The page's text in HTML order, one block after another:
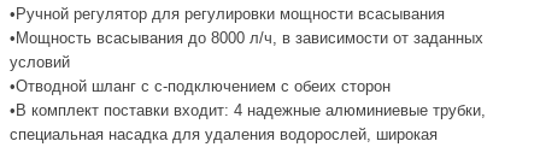
•Ручной регулятор для регулировки мощности всасывания
•Мощность всасывания до 8000 л/ч, в зависимости от заданных
условий
•Отводной шланг с с-подключением с обеих сторон
•В комплект поставки входит: 4 надежные алюминиевые трубки,
специальная насадка для удаления водорослей, широкая